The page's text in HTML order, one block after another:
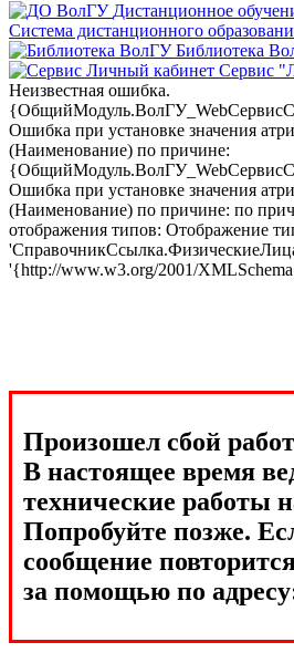
Дистанционное
Система дистанционного
Библиотека
Сервис
Неизвестная ошибка.
Ошибка при установке значения
(Наименование) по причине:
Ошибка при установке значения
(Наименование) по причине: по
отображения типов: Отображение
'{http://www.w3.org/2001/
Произошел сбой
В настоящее время
технические работы
Попробуйте позже.
сообщение
за помощью по